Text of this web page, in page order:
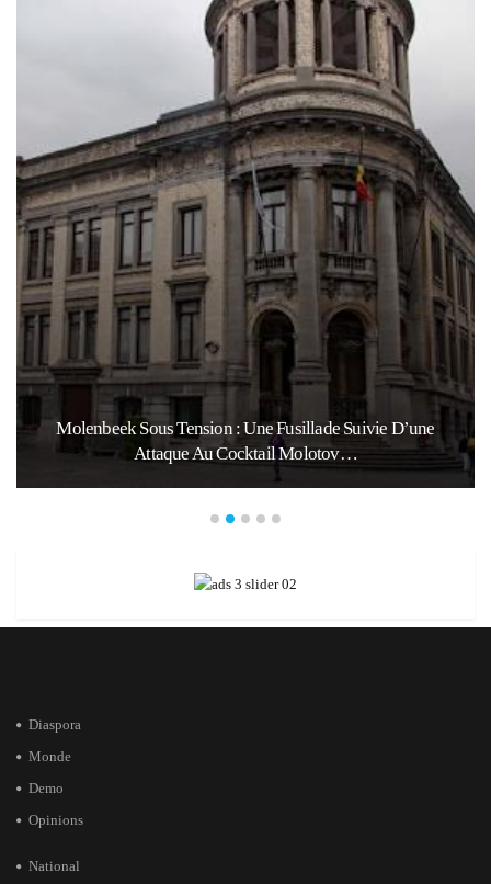
Molenbeek Sous Tension : Une Fusillade Suivie D’une
Attaque Au Cocktail Molotov…
Diaspora
Monde
Demo
Opinions
National